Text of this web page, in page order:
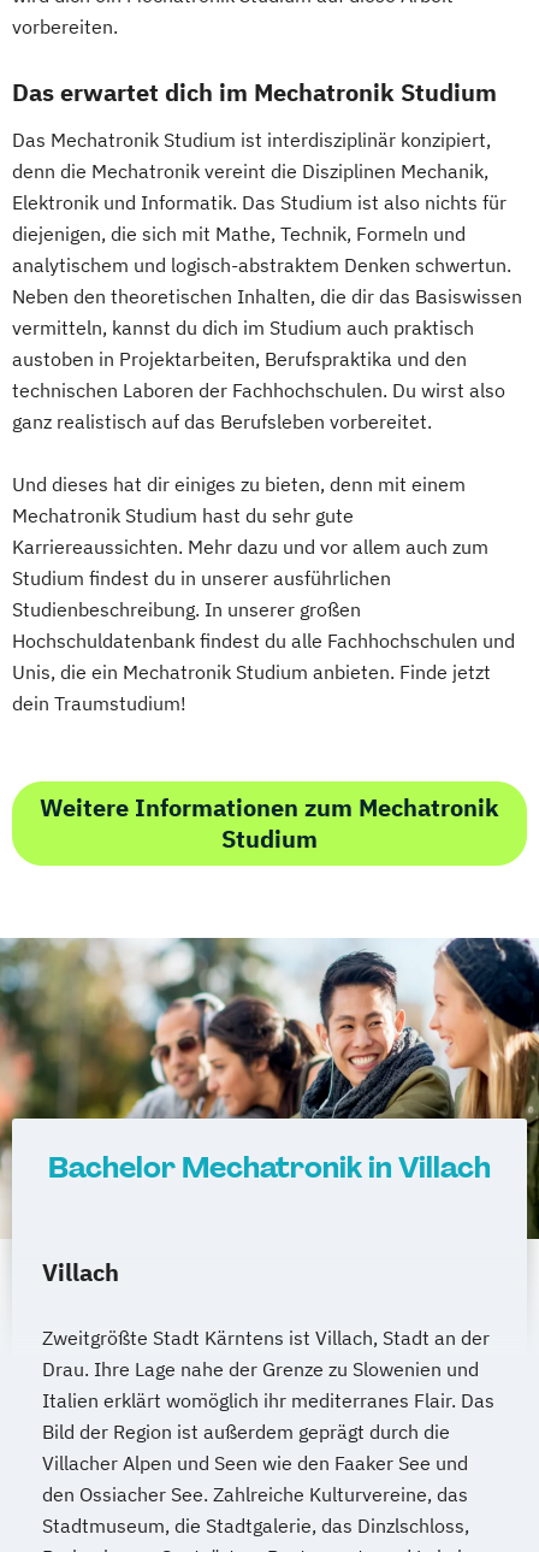
Erwachsenenbildung
Eventmanagement Facility Management
Finance
Accounting und Taxation (DE/EN)
Finanzmanagement
Finanzmanagement für Bankkaufleute
Fintech Fitnessökonomie Game Design
Gartenbau General Management
Gerontologie
Gesundheits- und Pflegepädagogik
Gesundheitsmanagement
Gesundheitspsychologie
Gesundheitsökonomie
Growth Hacking
Growth Hacking (DE/EN)
Growth Hacking for Entrepreneurs (DE/EN)
Heilpädagogik
Heilpädagogik und Inklusion
Heilpädagogik/Inklusionspädagogik
Hotelmanagement (DE/EN)
Immobilienmanagement für
Immobilienkaufleute
(DE/EN)
Innovation and Entrepreneurship (DE/EN)
International Healthcare Management
(DE/EN)
International Management (DE/EN)
Internationales Marketing
Kindheitspädagogik
Kommunikationspsychologie
Logistikmanagement Logopädie
Machine Learning (EN)
Management (DE/EN)
Marketing
Marketing und digitale Medien
Marketingmanagement
Maschinenbau
Master of Business Administration (DE/EN)
Multimediatechnik (DE/EN)
Kommunikationstechnik (DE/EN)
International Business Management (EN)
Klientenzentrierte evidenzbasierte
Gesundheitsversorgung
Logopädie Maschinenbau
Maschinenbau / Leichtbau
Medical Engineering and Analytics (EN)
Nachhaltiges Immobilienmanagement
Physiotherapie
Radiologietechnologie Soziale Arbeit
Soziale Arbeit: Entwickeln und Gestalten
Studyxplore Orientierungsstudienjahr
Systems Design (EN)
Systems Engineering (DE/EN)
Wirtschaft - Business Management
Wirtschaft - Digital Tax & Accounting
Wirtschaft - Hotel Management
Wirtschaft - Intercultural Management (EN)
Wirtschaft - Public Management
Wirtschaft - Wirtschaftspsychologie
Wirtschaftsingenieurwesen
vorbereiten.
Das erwartet dich im Mechatronik Studium
Das Mechatronik Studium ist interdisziplinär konzipiert,
denn die Mechatronik vereint die Disziplinen Mechanik,
Elektronik und Informatik. Das Studium ist also nichts für
diejenigen, die sich mit Mathe, Technik, Formeln und
analytischem und logisch-abstraktem Denken schwertun.
Neben den theoretischen Inhalten, die dir das Basiswissen
vermitteln, kannst du dich im Studium auch praktisch
austoben in Projektarbeiten, Berufspraktika und den
technischen Laboren der Fachhochschulen. Du wirst also
ganz realistisch auf das Berufsleben vorbereitet.
Und dieses hat dir einiges zu bieten, denn mit einem
Mechatronik Studium hast du sehr gute
Karriereaussichten. Mehr dazu und vor allem auch zum
Studium findest du in unserer ausführlichen
Studienbeschreibung. In unserer großen
Hochschuldatenbank findest du alle Fachhochschulen und
Unis, die ein Mechatronik Studium anbieten. Finde jetzt
dein Traumstudium!
Weitere Informationen zum Mechatronik
Studium
Bachelor Mechatronik in Villach
Villach
Zweitgrößte Stadt Kärntens ist Villach, Stadt an der
Drau. Ihre Lage nahe der Grenze zu Slowenien und
Italien erklärt womöglich ihr mediterranes Flair. Das
Bild der Region ist außerdem geprägt durch die
Villacher Alpen und Seen wie den Faaker See und
den Ossiacher See. Zahlreiche Kulturvereine, das
Stadtmuseum, die Stadtgalerie, das Dinzlschloss,